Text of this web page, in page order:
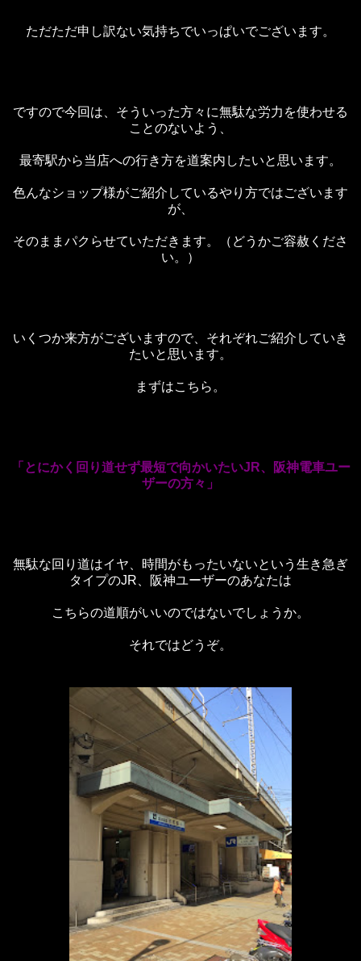
ただただ申し訳ない気持ちでいっぱいでございます。
ですので今回は、そういった方々に無駄な労力を使わせる
ことのないよう、
最寄駅から当店への行き方を道案内したいと思います。
色んなショップ様がご紹介しているやり方ではございます
が、
そのままパクらせていただきます。（どうかご容赦くださ
い。）
いくつか来方がございますので、それぞれご紹介していき
たいと思います。
まずはこちら。
「とにかく回り道せず最短で向かいたいJR、阪神電車ユー
ザーの方々」
無駄な回り道はイヤ、時間がもったいないという生き急ぎ
タイプのJR、阪神ユーザーのあなたは
こちらの道順がいいのではないでしょうか。
それではどうぞ。